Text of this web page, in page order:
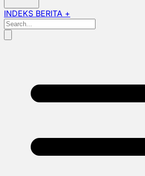
INDEKS BERITA +